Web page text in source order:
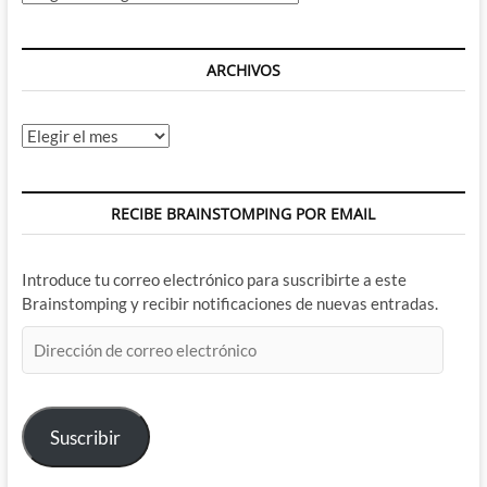
ARCHIVOS
Archivos
RECIBE BRAINSTOMPING POR EMAIL
Introduce tu correo electrónico para suscribirte a este
Brainstomping y recibir notificaciones de nuevas entradas.
de
electrónico
Suscribir